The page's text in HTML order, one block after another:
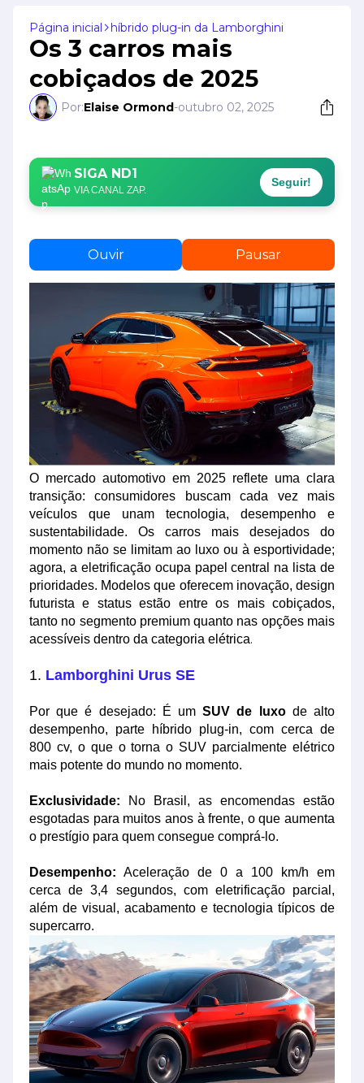
Página inicial híbrido plug-in da Lamborghini
Os 3 carros mais
cobiçados de 2025
Por:Elaise Ormond-outubro 02, 2025
SIGA ND1
VIA CANAL ZAP.
Seguir!
Ouvir Pausar
O mercado automotivo em 2025 reflete uma clara
transição: consumidores buscam cada vez mais
veículos que unam tecnologia, desempenho e
sustentabilidade. Os carros mais desejados do
momento não se limitam ao luxo ou à esportividade;
agora, a eletrificação ocupa papel central na lista de
prioridades. Modelos que oferecem inovação, design
futurista e status estão entre os mais cobiçados,
tanto no segmento premium quanto nas opções mais
acessíveis dentro da categoria elétrica.
1. Lamborghini Urus SE
Por que é desejado: É umSUV de luxode alto
desempenho, parte híbrido plug-in, com cerca de
800 cv, o que o torna o SUV parcialmente elétrico
mais potente do mundo no momento.
Exclusividade: No Brasil, as encomendas estão
esgotadas para muitos anos à frente, o que aumenta
o prestígio para quem consegue comprá-lo.
Desempenho: Aceleração de 0 a 100 km/h em
cerca de 3,4 segundos, com eletrificação parcial,
além de visual, acabamento e tecnologia típicos de
supercarro.